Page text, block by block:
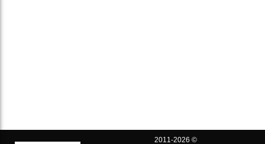
2011-2026 ©